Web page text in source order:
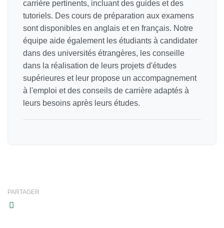
carrière pertinents, incluant des guides et des
tutoriels. Des cours de préparation aux examens
sont disponibles en anglais et en français. Notre
équipe aide également les étudiants à candidater
dans des universités étrangères, les conseille
dans la réalisation de leurs projets d'études
supérieures et leur propose un accompagnement
à l'emploi et des conseils de carrière adaptés à
leurs besoins après leurs études.
PARTAGER